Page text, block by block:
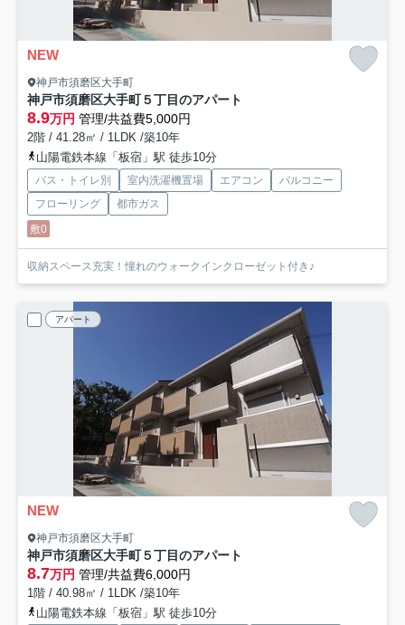
NEW
神戸市須磨区大手町
神戸市須磨区大手町５丁目のアパート
8.9万円 管理/共益費5,000円
2階 / 41.28㎡ / 1LDK /築10年
山陽電鉄本線「板宿」駅 徒歩10分
バス・トイレ別 室内洗濯機置場 エアコン
バルコニー
フローリング
都市ガス
敷0
収納スペース充実！憧れのウォークインクローゼット付き♪
アパート
NEW
神戸市須磨区大手町
神戸市須磨区大手町５丁目のアパート
8.7万円 管理/共益費6,000円
1階 / 40.98㎡ / 1LDK /築10年
山陽電鉄本線「板宿」駅 徒歩10分